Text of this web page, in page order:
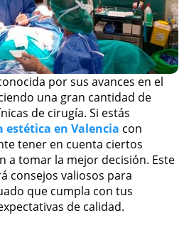
por sus avances en el
una gran cantidad de
de cirugía. Si estás
estética en Valencia con
tener en cuenta ciertos
a tomar la mejor decisión. Este
consejos valiosos para
que cumpla con tus
de calidad.